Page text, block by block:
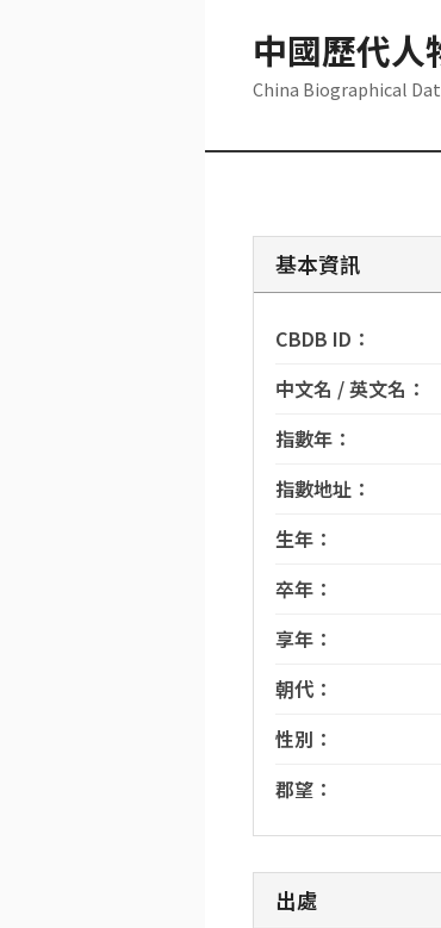
中國歷代人
China Biographical
基本資訊
CBDB ID：
中文名 / 英文名：
指數年：
指數地址：
生年：
卒年：
享年：
朝代：
性別：
郡望：
出處